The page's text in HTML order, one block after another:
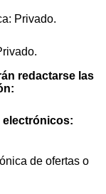
Privado.
redactarse las
electrónicos:
de ofertas o